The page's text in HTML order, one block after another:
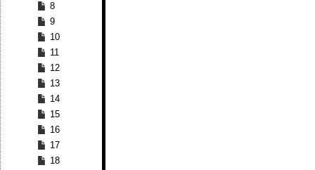
8
9
10
11
12
13
14
15
16
17
18